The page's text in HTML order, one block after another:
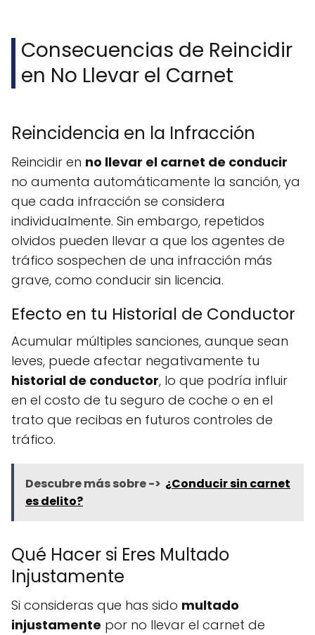
Consecuencias de Reincidir
en No Llevar el Carnet
Reincidencia en la Infracción
Reincidir en no llevar el carnet de conducir
no aumenta automáticamente la sanción, ya
que cada infracción se considera
individualmente. Sin embargo, repetidos
olvidos pueden llevar a que los agentes de
tráfico sospechen de una infracción más
grave, como conducir sin licencia.
Efecto en tu Historial de Conductor
Acumular múltiples sanciones, aunque sean
leves, puede afectar negativamente tu
historial de conductor, lo que podría influir
en el costo de tu seguro de coche o en el
trato que recibas en futuros controles de
tráfico.
Descubre más sobre -> ¿Conducir sin carnet
es delito?
Qué Hacer si Eres Multado
Injustamente
Si consideras que has sido multado
injustamente por no llevar el carnet de